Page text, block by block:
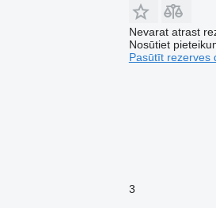
Nevarat atrast
Nosūtiet
Pasūtīt rezerves
3